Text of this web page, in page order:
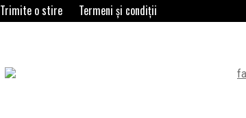
Trimite o stire Termeni și condiții
Header